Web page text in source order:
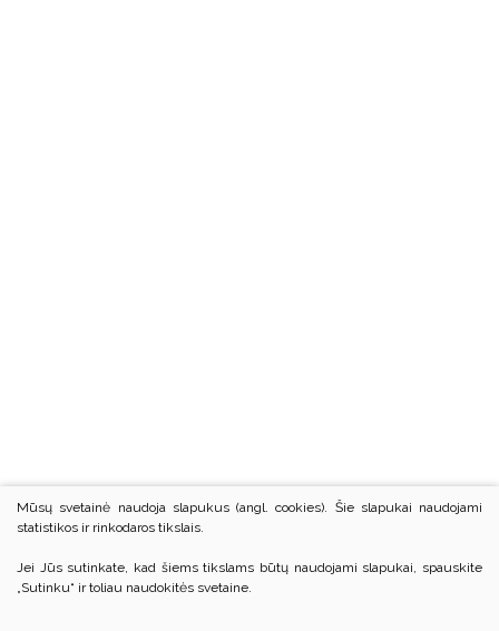
Mūsų svetainė naudoja slapukus (angl. cookies). Šie slapukai naudojami
statistikos ir rinkodaros tikslais.
Jei Jūs sutinkate, kad šiems tikslams būtų naudojami slapukai, spauskite
„Sutinku“ ir toliau naudokitės svetaine.